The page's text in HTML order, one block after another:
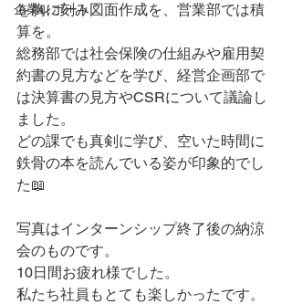
企業レポート
を胸に刻み図面作成を、営業部では積
算を。
総務部では社会保険の仕組みや雇用契
約書の見方などを学び、経営企画部で
は決算書の見方やCSRについて議論し
ました。
どの課でも真剣に学び、空いた時間に
鉄骨の本を読んでいる姿が印象的でし
た📖
写真はインターンシップ終了後の納涼
会のものです。
10日間お疲れ様でした。
私たち社員もとても楽しかったです。